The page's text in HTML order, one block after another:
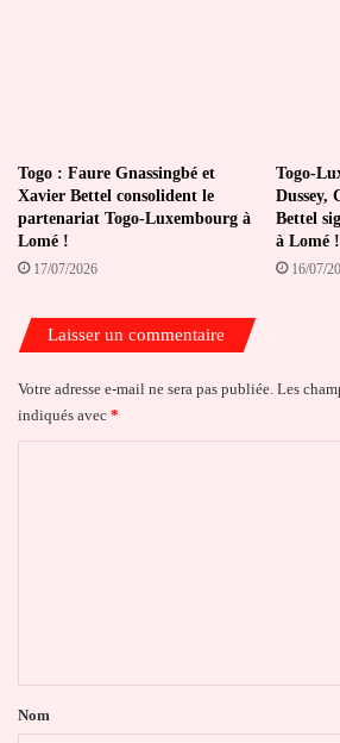
Togo : Faure Gnassingbé et
Xavier Bettel consolident le
partenariat Togo-Luxembourg à
Lomé !
17/07/2026
Togo-
Dussey,
Bettel
à Lomé !
16/07/
Laisser un commentaire
Votre adresse e-mail ne sera pas publiée. Les
indiqués avec *
a
Nom